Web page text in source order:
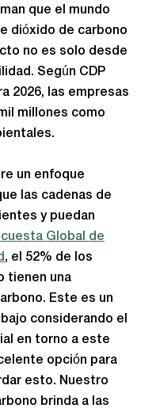
que el mundo
dióxido de carbono
no es solo desde
Según CDP
2026, las empresas
millones como
un enfoque
las cadenas de
y puedan
Global de
, el 52% de los
tienen una
Este es un
considerando el
en torno a este
opción para
esto. Nuestro
brinda a las